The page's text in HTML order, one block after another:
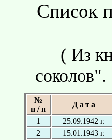
Список
( Из
№
п / п
Д а т а
1
25.09.1942 г.
2
15.01.1943 г.